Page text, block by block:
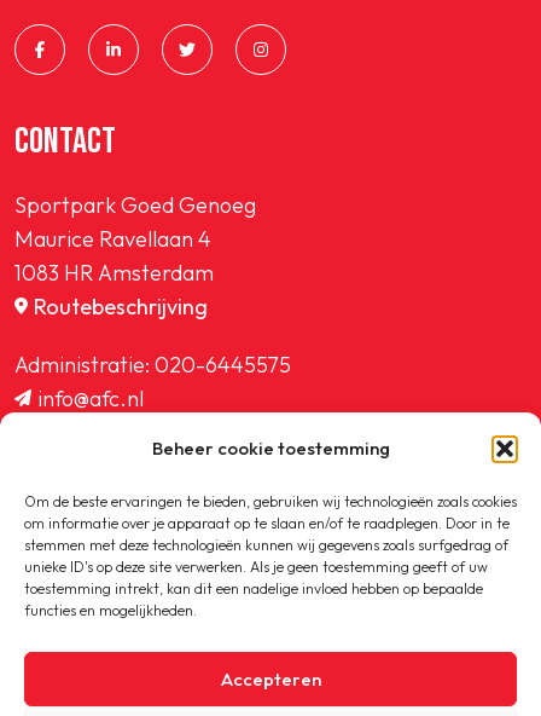
Beheer cookie toestemming
Om de beste ervaringen te bieden, gebruiken wij technologieën zoals cookies
om informatie over je apparaat op te slaan en/of te raadplegen. Door in te
stemmen met deze technologieën kunnen wij gegevens zoals surfgedrag of
unieke ID's op deze site verwerken. Als je geen toestemming geeft of uw
toestemming intrekt, kan dit een nadelige invloed hebben op bepaalde
functies en mogelijkheden.
Accepteren
CONTACT
Sportpark Goed Genoeg
Maurice Ravellaan 4
1083 HR Amsterdam
Routebeschrijving
Administratie: 020-6445575
info@afc.nl
ledenadministratie@afc.nl
Copyright © 2020-2026 AFC